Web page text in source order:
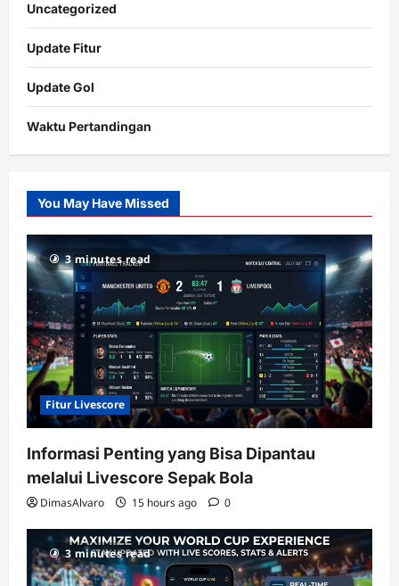
Uncategorized
Update Fitur
Update Gol
Waktu Pertandingan
Slot
Gacor
RTP
terupdate
You May Have Missed
3 minutes read
Fitur Livescore
Informasi Penting yang Bisa Dipantau
melalui Livescore Sepak Bola
DimasAlvaro 15 hours ago 0
3 minutes read